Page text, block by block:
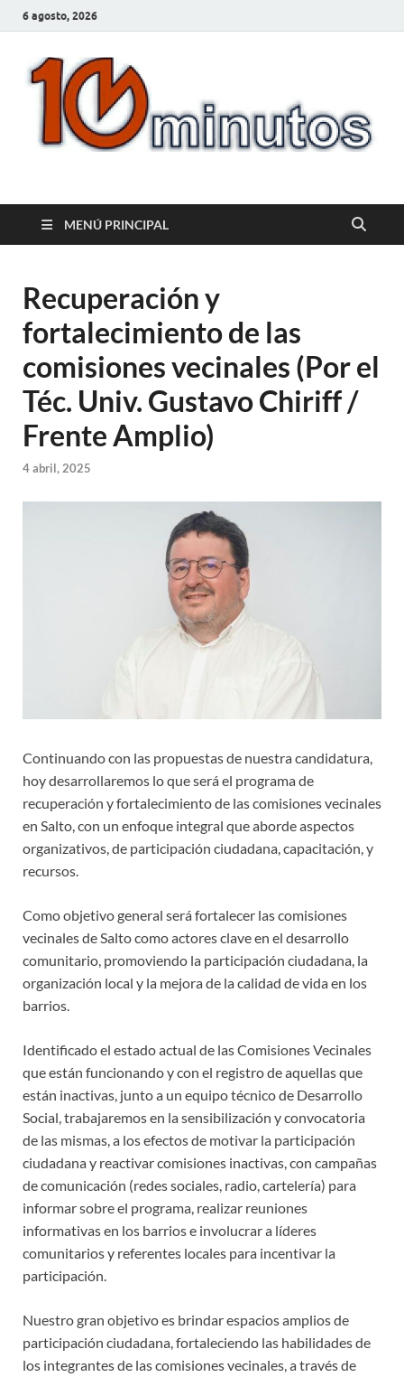
6 agosto, 2026
10minutos.com.uy
MENÚ PRINCIPAL
Recuperación y
fortalecimiento de las
comisiones vecinales (Por el
Téc. Univ. Gustavo Chiriff /
Frente Amplio)
4 abril, 2025
Continuando con las propuestas de nuestra candidatura,
hoy desarrollaremos lo que será el programa de
recuperación y fortalecimiento de las comisiones vecinales
en Salto, con un enfoque integral que aborde aspectos
organizativos, de participación ciudadana, capacitación, y
recursos.
Como objetivo general será fortalecer las comisiones
vecinales de Salto como actores clave en el desarrollo
comunitario, promoviendo la participación ciudadana, la
organización local y la mejora de la calidad de vida en los
barrios.
Identificado el estado actual de las Comisiones Vecinales
que están funcionando y con el registro de aquellas que
están inactivas, junto a un equipo técnico de Desarrollo
Social, trabajaremos en la sensibilización y convocatoria
de las mismas, a los efectos de motivar la participación
ciudadana y reactivar comisiones inactivas, con campañas
de comunicación (redes sociales, radio, cartelería) para
informar sobre el programa, realizar reuniones
informativas en los barrios e involucrar a líderes
comunitarios y referentes locales para incentivar la
participación.
Nuestro gran objetivo es brindar espacios amplios de
participación ciudadana, fortaleciendo las habilidades de
los integrantes de las comisiones vecinales, a través de